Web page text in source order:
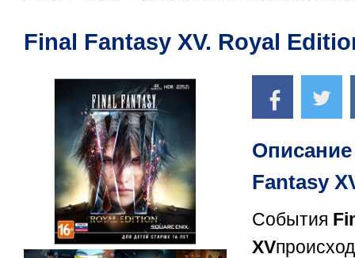
Final Fantasy XV. Royal
Fantasy
События
XV